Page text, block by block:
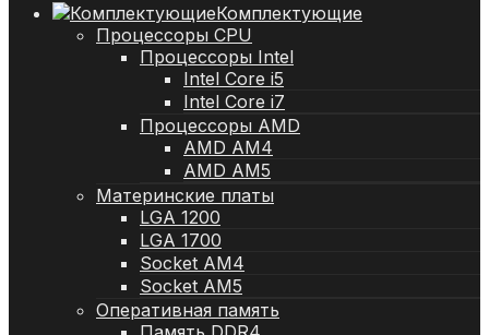
Комплектующие
Процессоры CPU
Процессоры Intel
Intel Core i5
Intel Core i7
Процессоры AMD
AMD AM4
AMD AM5
Материнские платы
LGA 1200
LGA 1700
Socket AM4
Socket AM5
Оперативная память